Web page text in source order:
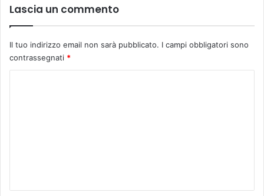
o
Lascia un commento
Il tuo indirizzo email non sarà pubblicato. I campi obbligatori sono
contrassegnati *